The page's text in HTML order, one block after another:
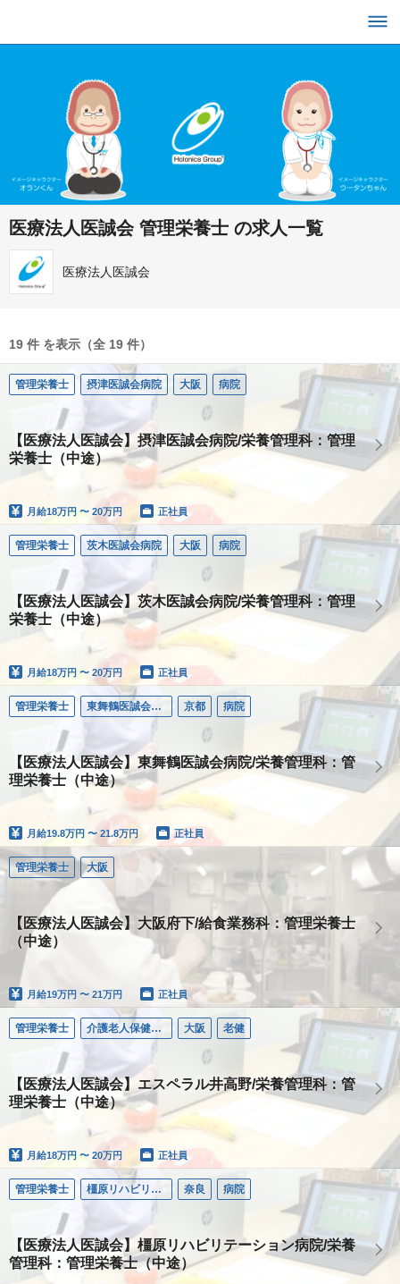
医療法人医誠会 管理栄養士 の求人一覧
医療法人医誠会
19 件 を表示（全 19 件）
管理栄養士 摂津医誠会病院 大阪 病院
【医療法人医誠会】摂津医誠会病院/栄養管理科：管理
栄養士（中途）
月給18万円 〜 20万円 正社員
管理栄養士 茨木医誠会病院 大阪 病院
【医療法人医誠会】茨木医誠会病院/栄養管理科：管理
栄養士（中途）
月給18万円 〜 20万円 正社員
管理栄養士 東舞鶴医誠会病院 京都 病院
【医療法人医誠会】東舞鶴医誠会病院/栄養管理科：管
理栄養士（中途）
月給19.8万円 〜 21.8万円 正社員
管理栄養士 大阪
【医療法人医誠会】大阪府下/給食業務科：管理栄養士
（中途）
月給19万円 〜 21万円 正社員
管理栄養士 介護老人保健施設エスペラル井高野 大阪 老健
【医療法人医誠会】エスペラル井高野/栄養管理科：管
理栄養士（中途）
月給18万円 〜 20万円 正社員
管理栄養士 橿原リハビリテーション病院 奈良 病院
【医療法人医誠会】橿原リハビリテーション病院/栄養
管理科：管理栄養士（中途）